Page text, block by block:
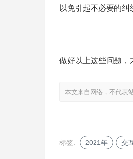
以免引起不必要的纠
做好以上这些问题，
本文来自网络，不代表
标签: 2021年 交